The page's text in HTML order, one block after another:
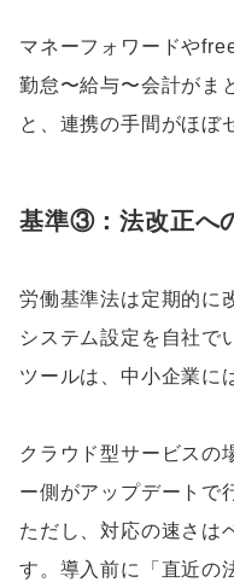
マネーフォワードや
勤怠〜給与〜会計がま
と、連携の手間がほぼ
基準③：法改正へ
労働基準法は定期的に
システム設定を自社で
ツールは、中小企業に
クラウド型サービスの
ー側がアップデートで
ただし、対応の速さは
す。導入前に「直近の